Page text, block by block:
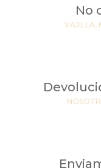
No
VAJILLA,